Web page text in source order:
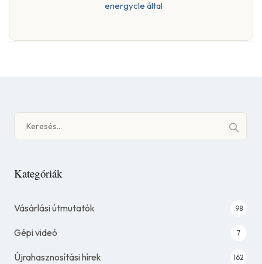
energycle által
Kategóriák
Vásárlási útmutatók 98
Gépi videó 7
Újrahasznosítási hírek 162